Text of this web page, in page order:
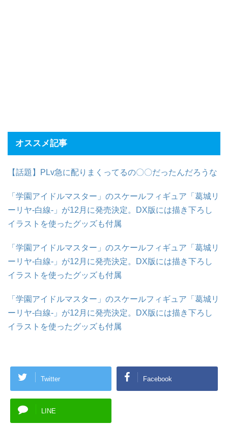
オススメ記事
【話題】PLv急に配りまくってるの〇〇だったんだろうな
「学園アイドルマスター」のスケールフィギュア「葛城リ
ーリヤ-白線-」が12月に発売決定。DX版には描き下ろし
イラストを使ったグッズも付属
「学園アイドルマスター」のスケールフィギュア「葛城リ
ーリヤ-白線-」が12月に発売決定。DX版には描き下ろし
イラストを使ったグッズも付属
「学園アイドルマスター」のスケールフィギュア「葛城リ
ーリヤ-白線-」が12月に発売決定。DX版には描き下ろし
イラストを使ったグッズも付属
Twitter Facebook
LINE